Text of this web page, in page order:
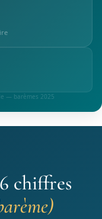
— barèmes 2025
chiffres